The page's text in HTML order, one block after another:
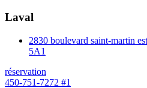
Laval
2830 boulevard saint-martin
5A1
réservation
450-751-7272 #1